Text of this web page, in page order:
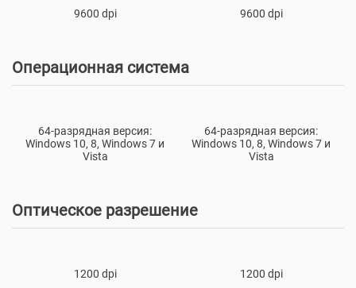
9600 dpi 9600 dpi
Операционная система
64-разрядная версия:
Windows 10, 8, Windows 7 и
Vista
64-разрядная версия:
Windows 10, 8, Windows 7 и
Vista
Оптическое разрешение
1200 dpi 1200 dpi